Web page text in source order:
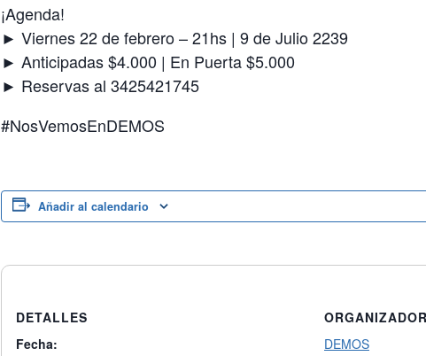
¡Agenda!
► Viernes 22 de febrero – 21hs | 9 de Julio 2239
► Anticipadas $4.000 | En Puerta $5.000
► Reservas al 3425421745
#NosVemosEnDEMOS
Añadir al calendario
DETALLES
Fecha:
ORGANIZADOR
DEMOS